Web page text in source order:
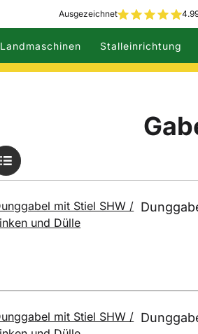
Ausgezeichnet
Landmaschinen Stalleinrichtung